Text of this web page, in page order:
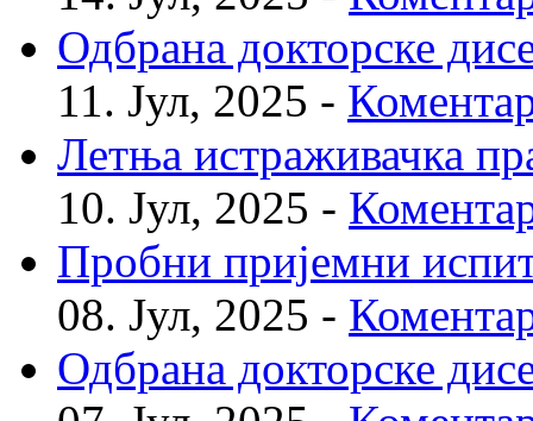
Одбрана докторске
11. Јул, 2025 -
Летња истраживачка
10. Јул, 2025 -
Пробни пријемни
08. Јул, 2025 -
Одбрана докторске